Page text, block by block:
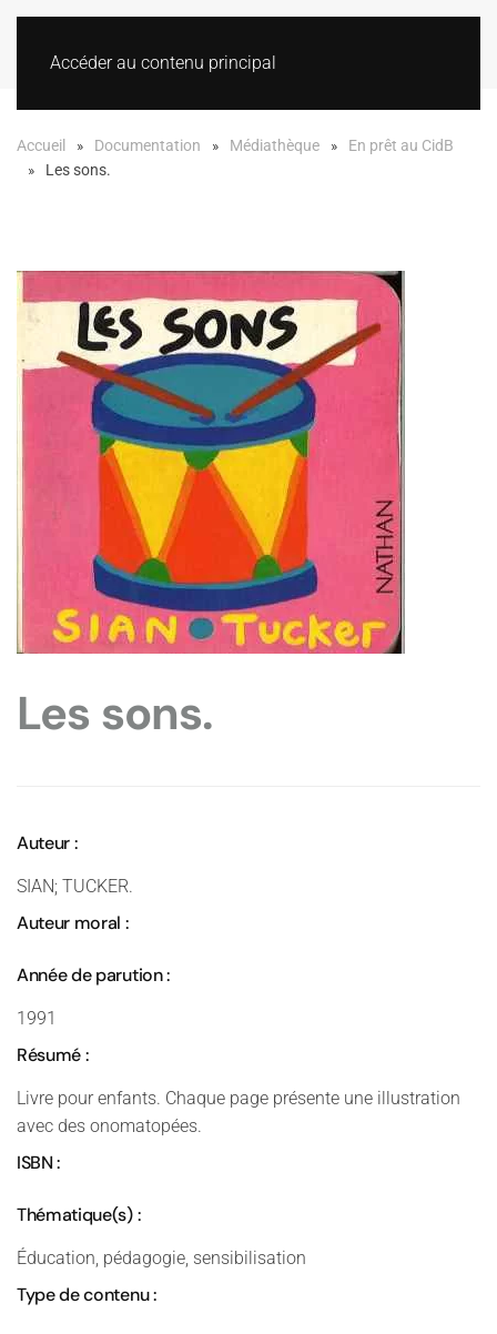
Accéder au contenu principal
Accueil Documentation Médiathèque
En prêt au CidB
Les sons.
Les sons.
Auteur :
SIAN; TUCKER.
Auteur moral :
Année de parution :
1991
Résumé :
Livre pour enfants. Chaque page présente une illustration
avec des onomatopées.
ISBN :
Thématique(s) :
Éducation, pédagogie, sensibilisation
Type de contenu :